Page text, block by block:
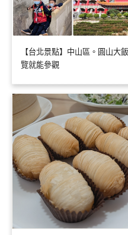
【台北景點】中山區。圓山大
覽就能參觀